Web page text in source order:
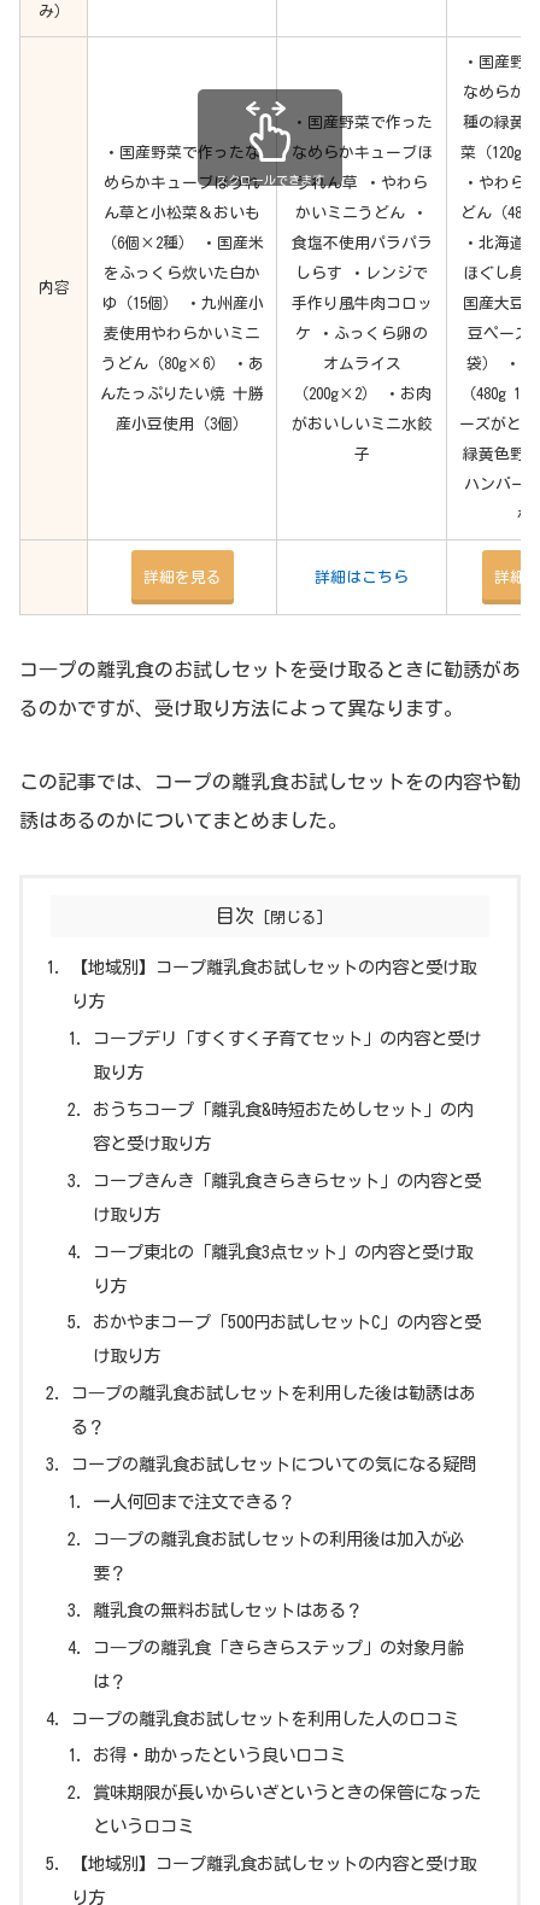
み）
内容
・国産野菜で作ったな
めらかキューブほうれ
ん草と小松菜＆おいも
（6個×2種） ・国産米
をふっくら炊いた白か
ゆ（15個） ・九州産小
麦使用やわらかいミニ
うどん（80g×6） ・あ
んたっぷりたい焼 十勝
産小豆使用（3個）
・国産野菜で作った
なめらかキューブほ
うれん草 ・やわら
かいミニうどん ・
食塩不使用パラパラ
しらす ・レンジで
手作り風牛肉コロッ
ケ ・ふっくら卵の
オムライス
（200g×2） ・お肉
がおいしいミニ水餃
子
・国産野
なめらか
種の緑黄
菜（120g
・やわら
どん（
・北海道
ほぐし身
国産大豆
豆ペース
袋） ・焼
（480g
ーズがと
緑黄色野
ハンバー
枚
詳細を見る 詳細はこちら 詳細
スクロールできます
コ―プの離乳食のお試しセットを受け取るときに勧誘があ
るのかですが、受け取り方法によって異なります。
この記事では、コープの離乳食お試しセットをの内容や勧
誘はあるのかについてまとめました。
目次
【地域別】コープ離乳食お試しセットの内容と受け取
り方
コープデリ「すくすく子育てセット」の内容と受け
取り方
おうちコープ「離乳食&時短おためしセット」の内
容と受け取り方
コープきんき「離乳食きらきらセット」の内容と受
け取り方
コープ東北の「離乳食3点セット」の内容と受け取
り方
おかやまコープ「500円お試しセットC」の内容と受
け取り方
コ―プの離乳食お試しセットを利用した後は勧誘はあ
る？
コープの離乳食お試しセットについての気になる疑問
一人何回まで注文できる？
コ―プの離乳食お試しセットの利用後は加入が必
要？
離乳食の無料お試しセットはある？
コ―プの離乳食「きらきらステップ」の対象月齢
は？
コープの離乳食お試しセットを利用した人の口コミ
お得・助かったという良い口コミ
賞味期限が長いからいざというときの保管になった
という口コミ
【地域別】コープ離乳食お試しセットの内容と受け取
り方